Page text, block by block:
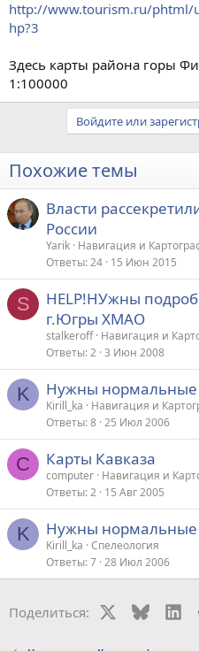
http://www.tourism.ru/phtml/
hp?3
Здесь карты района горы
1:100000
Войдите или
Похожие темы
Власти
России
Yarik Навигация и
Ответы 24 15 Июн 2015
S
HELP!НУжны
г.Югры ХМАО
stalkeroff Навигация и
Ответы 2 3 Июн 2008
K Нужны нормальные
Kirill_ka
Навигация и
Ответы 8 25 Июл 2006
C Карты Кавказа
computer Навигация и
Ответы 2 15 Авг 2005
K Нужны нормальные
Kirill_ka Спелеология
Ответы 7 28 Июл 2006
Поделиться: Bluesky